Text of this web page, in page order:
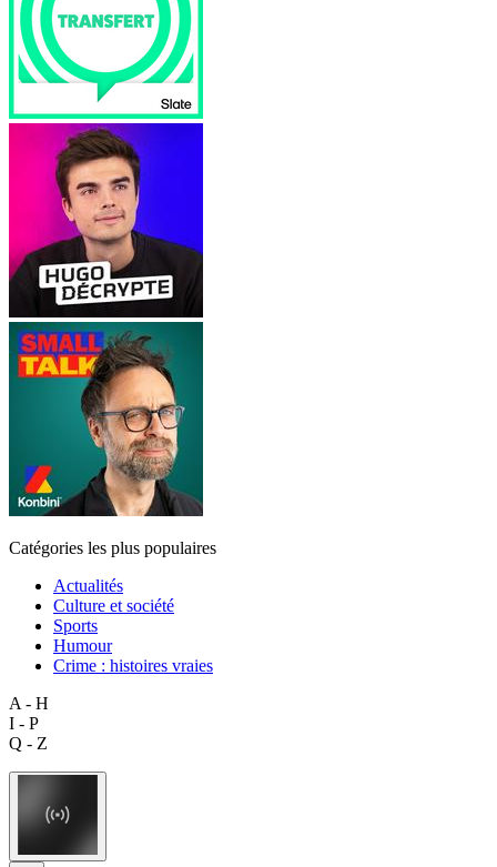
Catégories les plus populaires
Actualités
Culture et société
Sports
Humour
Crime : histoires vraies
A - H
I - P
Q - Z